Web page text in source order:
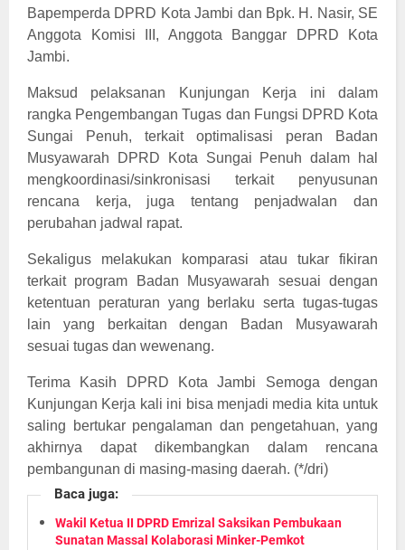
Bapemperda DPRD Kota Jambi dan Bpk. H. Nasir, SE
Anggota Komisi III, Anggota Banggar DPRD Kota
Jambi.
Maksud pelaksanan Kunjungan Kerja ini dalam
rangka Pengembangan Tugas dan Fungsi DPRD Kota
Sungai Penuh, terkait optimalisasi peran Badan
Musyawarah DPRD Kota Sungai Penuh dalam hal
mengkoordinasi/sinkronisasi terkait penyusunan
rencana kerja, juga tentang penjadwalan dan
perubahan jadwal rapat.
Sekaligus melakukan komparasi atau tukar fikiran
terkait program Badan Musyawarah sesuai dengan
ketentuan peraturan yang berlaku serta tugas-tugas
lain yang berkaitan dengan Badan Musyawarah
sesuai tugas dan wewenang.
Terima Kasih DPRD Kota Jambi Semoga dengan
Kunjungan Kerja kali ini bisa menjadi media kita untuk
saling bertukar pengalaman dan pengetahuan, yang
akhirnya dapat dikembangkan dalam rencana
pembangunan di masing-masing daerah. (*/dri)
Baca juga:
Wakil Ketua II DPRD Emrizal Saksikan Pembukaan
Sunatan Massal Kolaborasi Minker-Pemkot